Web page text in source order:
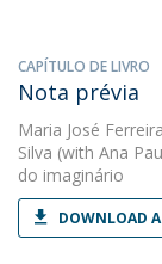
CAPÍTULO DE LIVRO
Nota prévia
Maria José
Silva (with Ana
do imaginário
DOWNLOAD